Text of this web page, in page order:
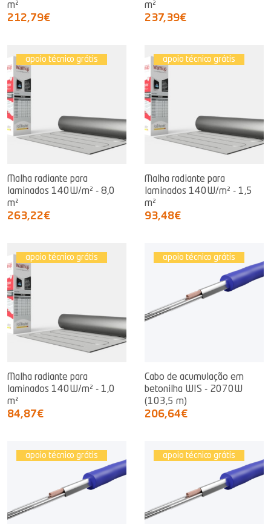
m²
212,79€
m²
237,39€
apoio técnico grátis
Malha radiante para
laminados 140W/m² - 8,0
m²
263,22€
apoio técnico grátis
Malha radiante para
laminados 140W/m² - 1,5
m²
93,48€
apoio técnico grátis
Malha radiante para
laminados 140W/m² - 1,0
m²
84,87€
apoio técnico grátis
Cabo de acumulação em
betonilha WIS - 2070W
(103,5 m)
206,64€
apoio técnico grátis apoio técnico grátis